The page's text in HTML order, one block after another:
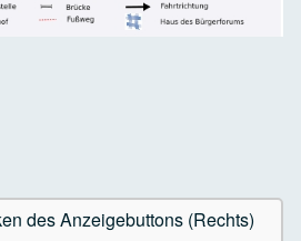
des Anzeigebuttons (Rechts)